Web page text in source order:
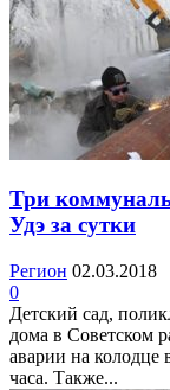
Три
Удэ за сутки
Регион 02.03.2018
0
Детский сад,
дома в Советском
аварии на колодце
часа. Также...